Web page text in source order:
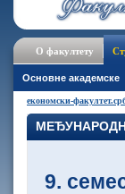
О факултету
Основне академске
економски-
9.